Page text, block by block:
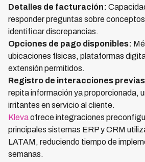
Detalles de facturación:
responder preguntas sobre
identificar discrepancias.
Opciones de pago disponibles:
ubicaciones físicas, plataformas
extensión permitidos.
Registro de interacciones
repita información ya proporcionada,
irritantes en servicio al cliente.
Klevaofrece integraciones
principales sistemas ERP y CRM
LATAM, reduciendo tiempo de
semanas.